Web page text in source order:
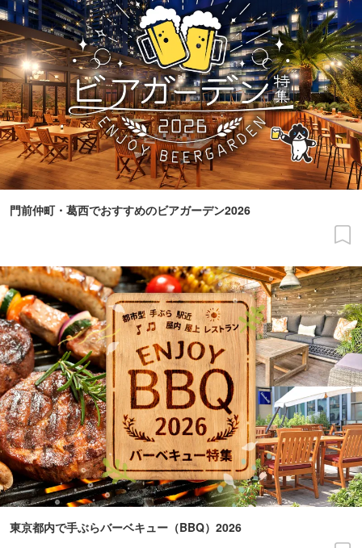
門前仲町・葛西でおすすめのビアガーデン2026
東京都内で手ぶらバーベキュー（BBQ）2026